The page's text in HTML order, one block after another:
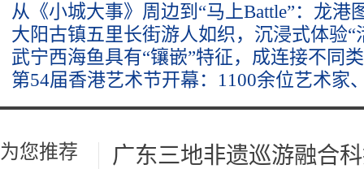
从《小城大事》周边到“马上Battle”：龙港
大阳古镇五里长街游人如织，沉浸式体验“
武宁西海鱼具有“镶嵌”特征，成连接不同
第54届香港艺术节开幕：1100余位艺术家
为您推荐
广东三地非遗巡游融合